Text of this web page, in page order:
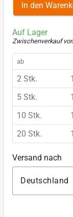
In den
Auf Lager
Zwischenverkauf
ab
2 Stk.
5 Stk.
10 Stk.
20 Stk.
Versand nach
Deutschland